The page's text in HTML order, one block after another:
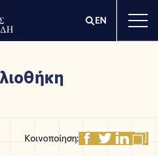
EN
Κοινοποίηση: